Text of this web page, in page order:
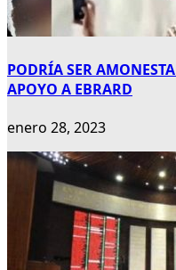
PODRÍA SER
APOYO A EBRARD
enero 28, 2023